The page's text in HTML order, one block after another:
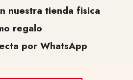
nuestra tienda fisica
regalo
por WhatsApp